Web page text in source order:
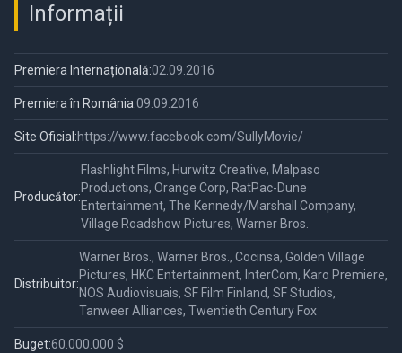
Informații
Premiera Internațională:02.09.2016
Premiera în România:09.09.2016
Site Oficial:https://www.facebook.com/SullyMovie/
Producător:
Flashlight Films, Hurwitz Creative, Malpaso
Productions, Orange Corp, RatPac-Dune
Entertainment, The Kennedy/Marshall Company,
Village Roadshow Pictures, Warner Bros.
Distribuitor:
Warner Bros., Warner Bros., Cocinsa, Golden Village
Pictures, HKC Entertainment, InterCom, Karo Premiere,
NOS Audiovisuais, SF Film Finland, SF Studios,
Tanweer Alliances, Twentieth Century Fox
Buget:60.000.000 $